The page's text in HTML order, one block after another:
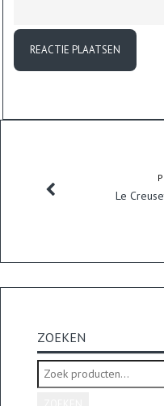
Le
ZOEKEN
Zoeken
naar: